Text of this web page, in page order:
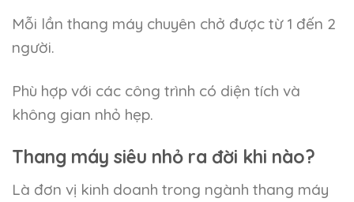
Mỗi lần thang máy chuyên chở được từ 1 đến 2
người.
Phù hợp với các công trình có diện tích và
không gian nhỏ hẹp.
Thang máy siêu nhỏ ra đời khi nào?
Là đơn vị kinh doanh trong ngành thang máy